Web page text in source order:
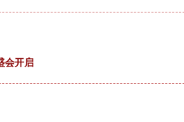
会开启